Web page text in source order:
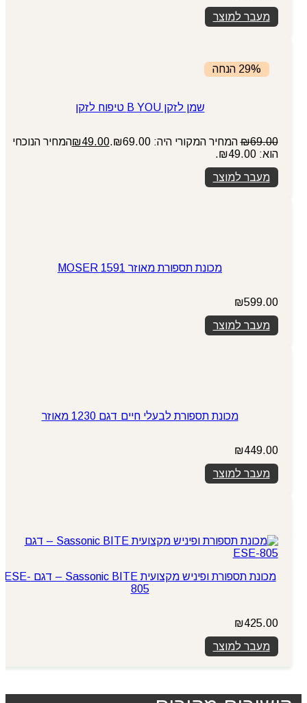
מעבר למוצר
29% הנחה
שמן לזקן B YOU טיפוח לזקן
₪69.00 המחיר המקורי היה: ₪69.00. ₪49.00
המחיר הנוכחי
הוא: ₪49.00.
מעבר למוצר
מכונת תספורת מאוזר 1591 MOSER
₪599.00
מעבר למוצר
מכונת תספורת לבעלי חיים דגם 1230 מאוזר
₪449.00
מעבר למוצר
מכונת תספורת ופיניש מקצועית Sassonic BITE – דגם ESE-
805
₪425.00
מעבר למוצר